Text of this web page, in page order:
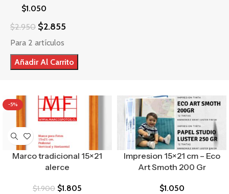
$1.050
$2.950 $2.855
Para 2 artículos
Añadir Al Carrito
-5%
Marco tradicional 15×21
alerce
$1.900 $1.805
Impresion 15×21 cm – Eco
Art Smoth 200 Gr
$1.050